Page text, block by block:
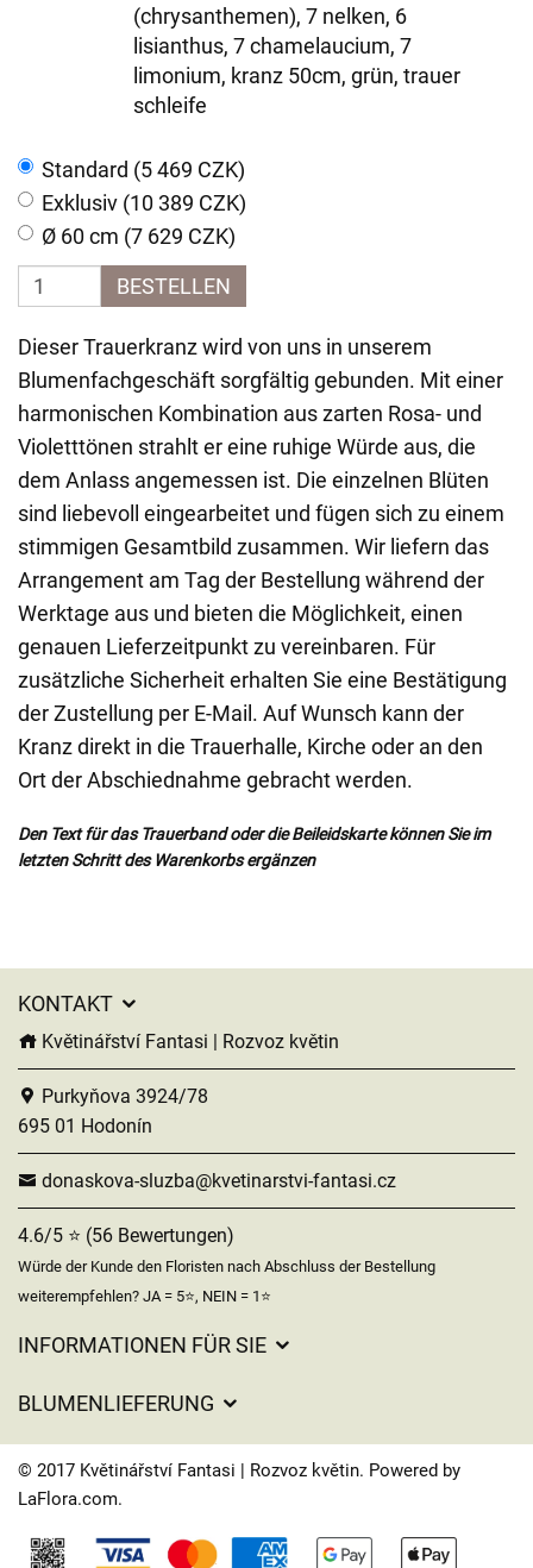
(chrysanthemen), 7 nelken, 6
lisianthus, 7 chamelaucium, 7
limonium, kranz 50cm, grün, trauer
schleife
Standard (5 469 CZK)
Exklusiv (10 389 CZK)
Ø 60 cm (7 629 CZK)
BESTELLEN
Dieser Trauerkranz wird von uns in unserem
Blumenfachgeschäft sorgfältig gebunden. Mit einer
harmonischen Kombination aus zarten Rosa- und
Violetttönen strahlt er eine ruhige Würde aus, die
dem Anlass angemessen ist. Die einzelnen Blüten
sind liebevoll eingearbeitet und fügen sich zu einem
stimmigen Gesamtbild zusammen. Wir liefern das
Arrangement am Tag der Bestellung während der
Werktage aus und bieten die Möglichkeit, einen
genauen Lieferzeitpunkt zu vereinbaren. Für
zusätzliche Sicherheit erhalten Sie eine Bestätigung
der Zustellung per E-Mail. Auf Wunsch kann der
Kranz direkt in die Trauerhalle, Kirche oder an den
Ort der Abschiednahme gebracht werden.
Den Text für das Trauerband oder die Beileidskarte können Sie im
letzten Schritt des Warenkorbs ergänzen
KONTAKT
Květinářství Fantasi | Rozvoz květin
Purkyňova 3924/78
695 01 Hodonín
donaskova-sluzba@kvetinarstvi-fantasi.cz
4.6/5 ⭐ (56 Bewertungen)
Würde der Kunde den Floristen nach Abschluss der Bestellung
weiterempfehlen? JA = 5⭐, NEIN = 1⭐
INFORMATIONEN FÜR SIE
Lieferzeiten für Blumen – Übersicht der Möglichkeiten
BLUMENLIEFERUNG
Liefergebühren
Wohin wir Blumen liefern
Kontakt
© 2017 Květinářství Fantasi | Rozvoz květin. Powered by
LaFlora.com.